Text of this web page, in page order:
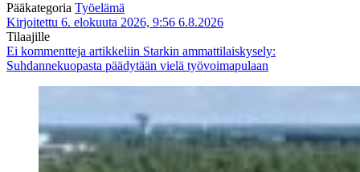
Pääkategoria Työelämä
Kirjoitettu 6. elokuuta 2026, 9:56 6.8.2026
Tilaajille
Ei kommentteja artikkeliin Starkin ammattilaiskysely:
Suhdannekuopasta päädytään vielä työvoimapulaan